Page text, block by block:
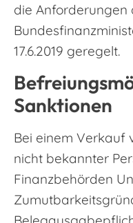
die Anforderungen
17.6.2019 geregelt.
Sanktionen
Bei einem Verkauf
nicht bekannter
Finanzbehörden